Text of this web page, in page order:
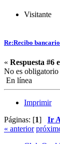
Visitante
Re:Recibo
« Respuesta #6
No es obligatorio
En línea
Imprimir
Páginas: [1] Ir
« anterior